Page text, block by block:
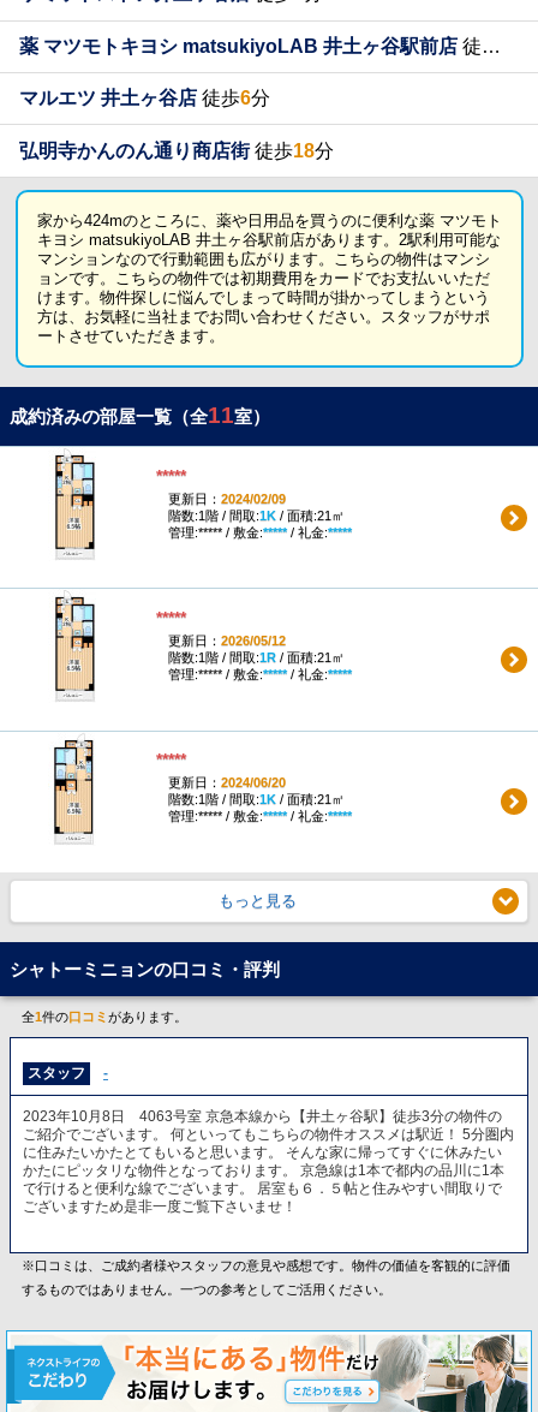
薬 マツモトキヨシ matsukiyoLAB 井土ヶ谷駅前店 徒歩
マルエツ 井土ヶ谷店 徒歩6分
弘明寺かんのん通り商店街徒歩18分
家から424mのところに、薬や日用品を買うのに便利な薬 マツモト
キヨシ matsukiyoLAB 井土ヶ谷駅前店があります。2駅利用可能な
マンションなので行動範囲も広がります。こちらの物件はマンシ
ョンです。こちらの物件では初期費用をカードでお支払いいただ
けます。物件探しに悩んでしまって時間が掛かってしまうという
方は、お気軽に当社までお問い合わせください。スタッフがサポ
ートさせていただきます。
成約済みの部屋一覧（全11室）
*****
更新日： 2024/02/09
階数:1階 / 間取:1K/ 面積:21㎡
管理:***** / 敷金:*****/ 礼金:*****
*****
更新日： 2026/05/12
階数:1階 / 間取:1R/ 面積:21㎡
管理:***** / 敷金:*****/ 礼金:*****
*****
更新日： 2024/06/20
階数:1階 / 間取:1K/ 面積:21㎡
管理:***** / 敷金:*****/ 礼金:*****
もっと見る
シャトーミニョンの口コミ・評判
全1件の口コミ があります。
スタッフ -
2023年10月8日 4063号室 京急本線から【井土ヶ谷駅】徒歩3分の物件の
ご紹介でございます。 何といってもこちらの物件オススメは駅近！ 5分圏内
に住みたいかたとてもいると思います。 そんな家に帰ってすぐに休みたい
かたにピッタリな物件となっております。 京急線は1本で都内の品川に1本
で行けると便利な線でございます。 居室も６．５帖と住みやすい間取りで
ございますため是非一度ご覧下さいませ！
※口コミは、ご成約者様やスタッフの意見や感想です。物件の価値を客観的に評価
するものではありません。一つの参考としてご活用ください。